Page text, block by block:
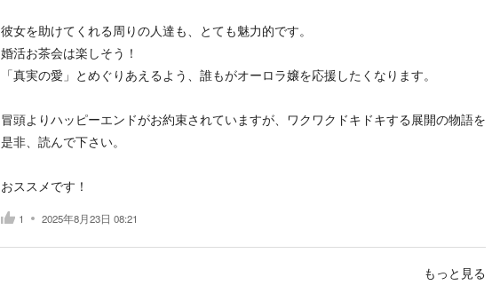
彼女を助けてくれる周りの人達も、とても魅力的です。
婚活お茶会は楽しそう！
「真実の愛」とめぐりあえるよう、誰もがオーロラ嬢を応援したくなります。
冒頭よりハッピーエンドがお約束されていますが、ワクワクドキドキする展開の物語を
是非、読んで下さい。
おススメです！
1 2025年8月23日 08:21
もっと見る